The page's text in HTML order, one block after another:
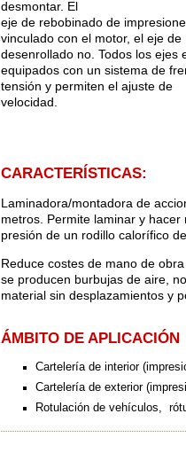
desmontar. El
eje de rebobinado de
vinculado con el motor, el eje de
desenrollado no. Todos los ejes
equipados con un sistema de
tensión y permiten el ajuste de
velocidad.
CARACTERÍSTICAS:
Laminadora/montadora de
metros. Permite laminar y
presión de un rodillo calorífico
Reduce costes de mano de
se producen burbujas de aire,
material sin desplazamientos y
ÁMBITO DE APLICACIÓN
Cartelería de interior
Cartelería de exterior
Rotulación de vehículos,